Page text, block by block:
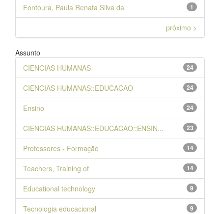
1
Fontoura, Paula Renata Silva da
próximo >
Assunto
24
CIENCIAS HUMANAS
24
CIENCIAS HUMANAS::EDUCACAO
24
Ensino
23
CIENCIAS HUMANAS::EDUCACAO::ENSIN...
14
Professores - Formação
14
Teachers, Training of
9
Educational technology
9
Tecnologia educacional